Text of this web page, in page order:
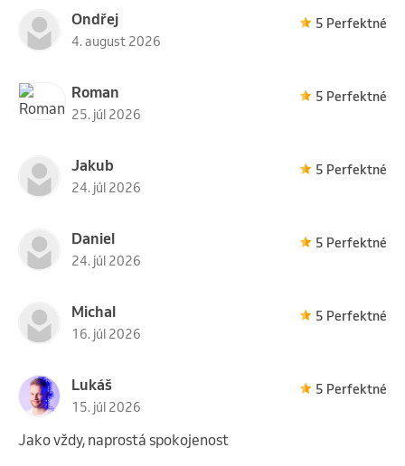
Ondřej
4. august 2026
5 Perfektné
Roman
25. júl 2026
5 Perfektné
Jakub
24. júl 2026
5 Perfektné
Daniel
24. júl 2026
5 Perfektné
Michal
16. júl 2026
5 Perfektné
Lukáš
15. júl 2026
5 Perfektné
Jako vždy, naprostá spokojenost